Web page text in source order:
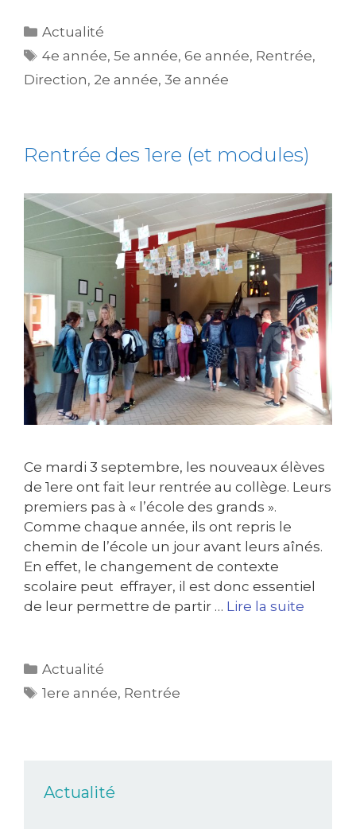
Actualité
4e année,5e année,6e année, Rentrée,
Direction, 2e année, 3e année
Rentrée des 1ere (et modules)
Ce mardi 3 septembre, les nouveaux élèves
de 1ere ont fait leur rentrée au collège. Leurs
premiers pas à « l’école des grands ».
Comme chaque année, ils ont repris le
chemin de l’école un jour avant leurs aînés.
En effet, le changement de contexte
scolaire peut effrayer, il est donc essentiel
de leur permettre de partir … Lire la suite
Actualité
1ere année, Rentrée
Actualité